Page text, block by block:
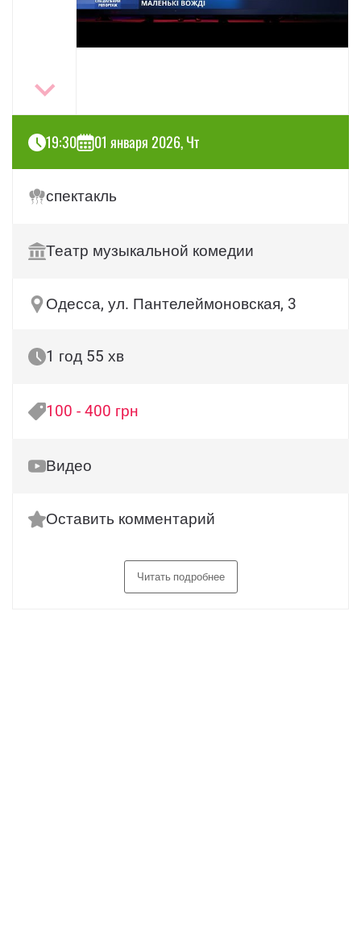
19:30 01 января 2026, Чт
спектакль
Театр музыкальной комедии
Одесса, ул. Пантелеймоновская, 3
1 год 55 хв
100 - 400 грн
Видео
Оставить комментарий
Читать подробнее